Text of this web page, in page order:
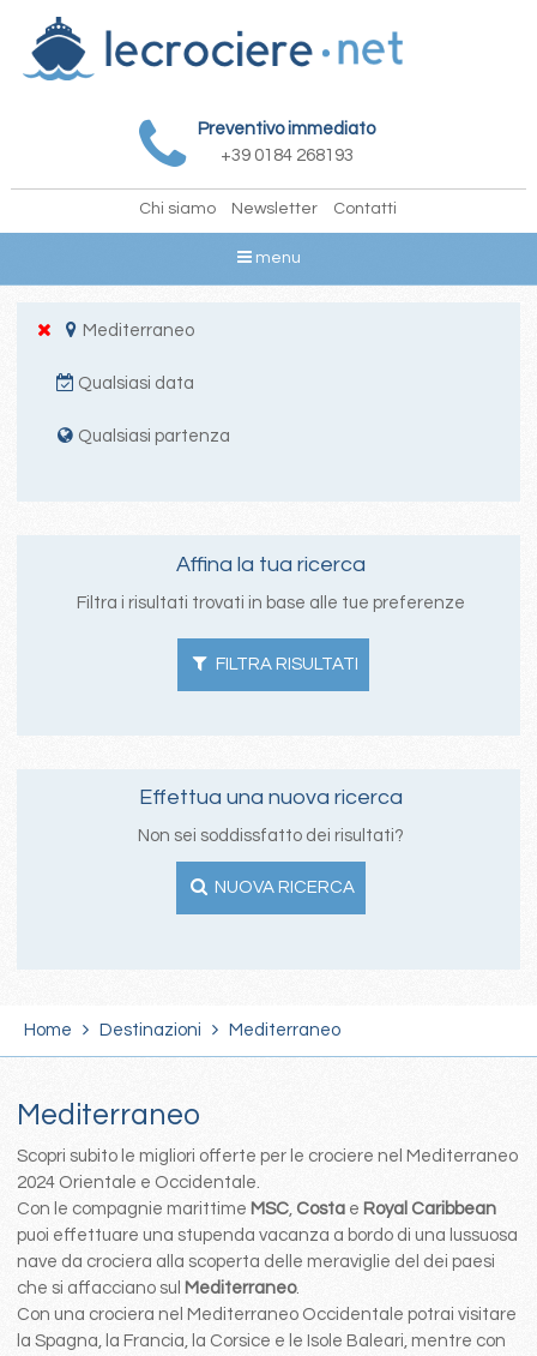
Preventivo immediato
+39 0184 268193
Chi siamo Newsletter Contatti
menu
Mediterraneo
Qualsiasi data
Qualsiasi partenza
Affina la tua ricerca
Filtra i risultati trovati in base alle tue preferenze
FILTRA RISULTATI
Effettua una nuova ricerca
Non sei soddissfatto dei risultati?
NUOVA RICERCA
Home Destinazioni Mediterraneo
Mediterraneo
Scopri subito le migliori offerte per le crociere nel Mediterraneo
2024 Orientale e Occidentale.
Con le compagnie marittime MSC, Costa e Royal Caribbean
puoi effettuare una stupenda vacanza a bordo di una lussuosa
nave da crociera alla scoperta delle meraviglie del dei paesi
che si affacciano sul Mediterraneo.
Con una crociera nel Mediterraneo Occidentale potrai visitare
la Spagna, la Francia, la Corsice e le Isole Baleari, mentre con